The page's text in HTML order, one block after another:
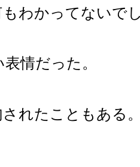
もわかってないで
情だった。
れたこともある